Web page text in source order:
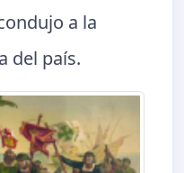
a la
del país.